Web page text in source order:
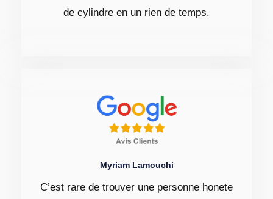
de cylindre en un rien de temps.
Myriam Lamouchi
C’est rare de trouver une personne honete